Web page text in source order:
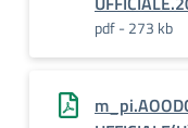
pdf - 273 kb